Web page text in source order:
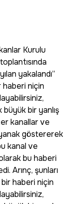
Kurulu
yakalandı”
haberi niçin
bir yanlış
kanallar ve
göstererek
kanal ve
bu haberi
Arınç, şunları
haberi niçin